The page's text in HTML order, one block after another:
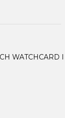
WATCHCARD I